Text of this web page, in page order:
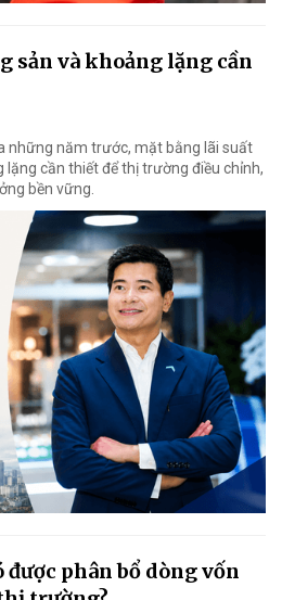
sản và khoảng lặng cần
những năm trước, mặt bằng lãi suất
lặng cần thiết để thị trường điều chỉnh,
bền vững.
được phân bổ dòng vốn